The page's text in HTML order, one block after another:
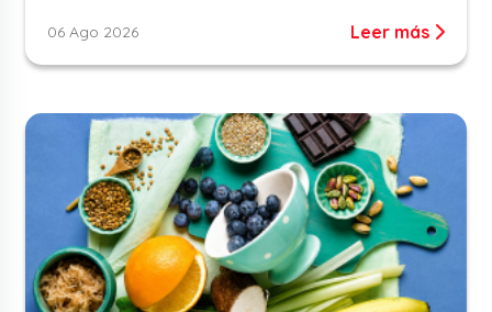
06 Ago 2026 Leer más